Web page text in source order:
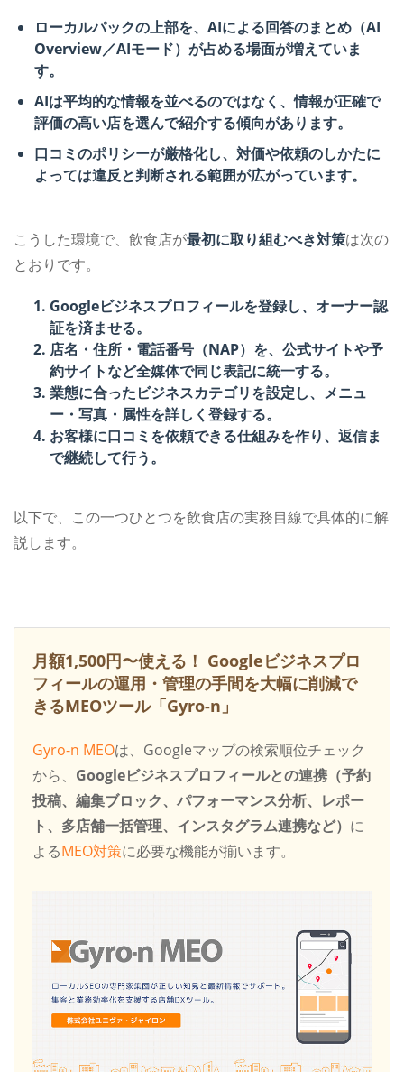
ローカルパックの上部を、AIによる回答のまとめ（AI
Overview／AIモード）が占める場面が増えていま
す。
AIは平均的な情報を並べるのではなく、情報が正確で
評価の高い店を選んで紹介する傾向があります。
口コミのポリシーが厳格化し、対価や依頼のしかたに
よっては違反と判断される範囲が広がっています。
こうした環境で、飲食店が最初に取り組むべき対策は次の
とおりです。
Googleビジネスプロフィールを登録し、オーナー認
証を済ませる。
店名・住所・電話番号（NAP）を、公式サイトや予
約サイトなど全媒体で同じ表記に統一する。
業態に合ったビジネスカテゴリを設定し、メニュ
ー・写真・属性を詳しく登録する。
お客様に口コミを依頼できる仕組みを作り、返信ま
で継続して行う。
以下で、この一つひとつを飲食店の実務目線で具体的に解
説します。
月額1,500円〜使える！ Googleビジネスプロ
フィールの運用・管理の手間を大幅に削減で
きるMEOツール「Gyro-n」
Gyro-n MEOは、Googleマップの検索順位チェック
から、 Googleビジネスプロフィールとの連携（予約
投稿、編集ブロック、パフォーマンス分析、レポー
ト、多店舗一括管理、インスタグラム連携など） に
よるMEO対策に必要な機能が揃います。